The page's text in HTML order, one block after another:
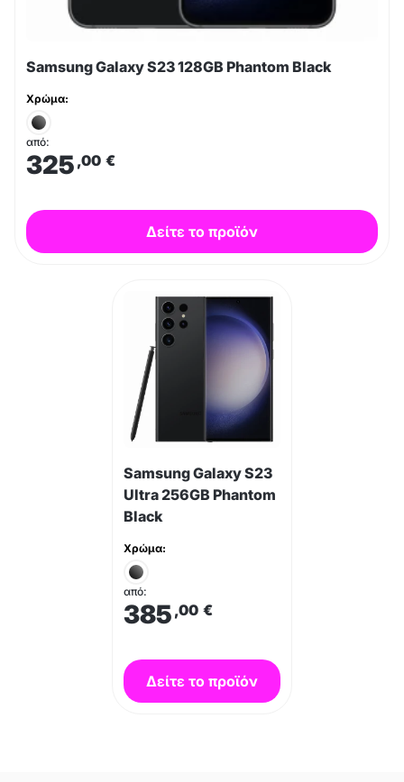
Samsung Galaxy S23 128GB Phantom Black
Χρώμα:
από:
325 ,00 €
Δείτε το προϊόν
Samsung Galaxy S23
Ultra 256GB Phantom
Black
Χρώμα:
από:
385 ,00 €
Δείτε το προϊόν